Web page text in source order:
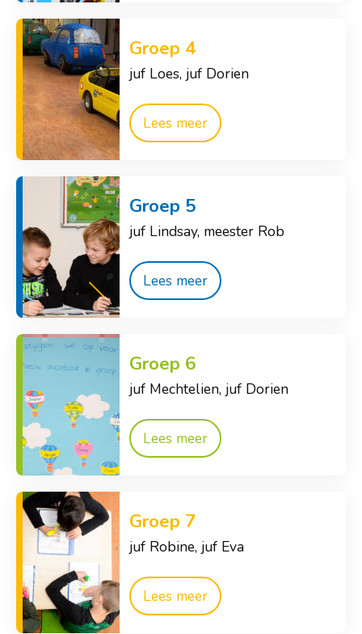
Groep 4
juf Loes, juf Dorien
Lees meer
Groep 5
juf Lindsay, meester Rob
Lees meer
Groep 6
juf Mechtelien, juf Dorien
Lees meer
Groep 7
juf Robine, juf Eva
Lees meer